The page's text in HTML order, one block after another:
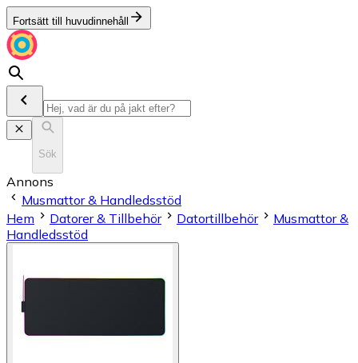
Fortsätt till huvudinnehåll
Sök
Annons
Musmattor & Handledsstöd
Hem
Datorer & Tillbehör Datortillbehör
Musmattor &
Handledsstöd